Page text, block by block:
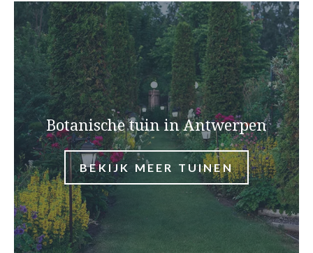
Botanische tuin in Antwerpen
BEKIJK MEER TUINEN